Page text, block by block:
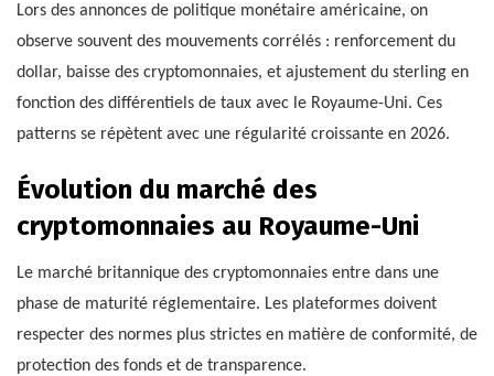
Lors des annonces de politique monétaire américaine, on
observe souvent des mouvements corrélés : renforcement du
dollar, baisse des cryptomonnaies, et ajustement du sterling en
fonction des différentiels de taux avec le Royaume-Uni. Ces
patterns se répètent avec une régularité croissante en 2026.
Évolution du marché des
cryptomonnaies au Royaume-Uni
Le marché britannique des cryptomonnaies entre dans une
phase de maturité réglementaire. Les plateformes doivent
respecter des normes plus strictes en matière de conformité, de
protection des fonds et de transparence.